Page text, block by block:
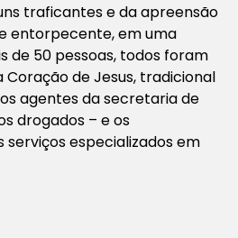
traficantes e da apreensão
entorpecente, em uma
de 50 pessoas, todos foram
de Jesus, tradicional
agentes da secretaria de
drogados – e os
especializados em